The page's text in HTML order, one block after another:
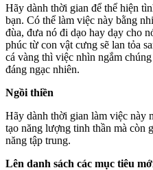
Hãy dành thời gian để thể hiện
bạn. Có thể làm việc này bằng
đùa, đưa nó đi dạo hay dạy cho
phúc từ con vật cưng sẽ lan tỏa
cá vàng thì việc nhìn ngắm
đáng ngạc nhiên.
Ngồi thiền
Hãy dành thời gian làm việc này
tạo năng lượng tinh thần mà còn
năng tập trung.
Lên danh sách các mục tiêu